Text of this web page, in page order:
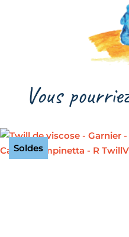
Vous
Soldes